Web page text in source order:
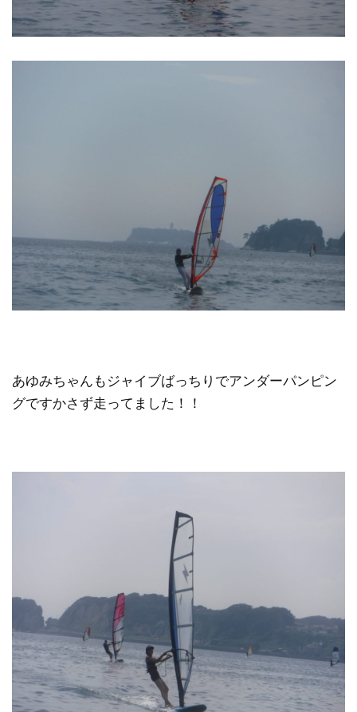
あゆみちゃんもジャイブばっちりでアンダーパンピン
グですかさず走ってました！！